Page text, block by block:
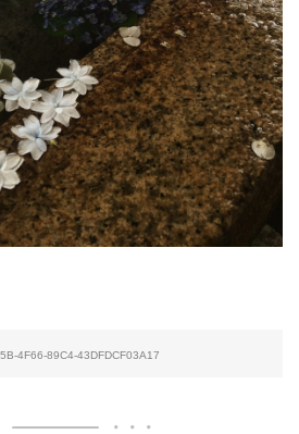
4F66-89C4-43DFDCF03A17